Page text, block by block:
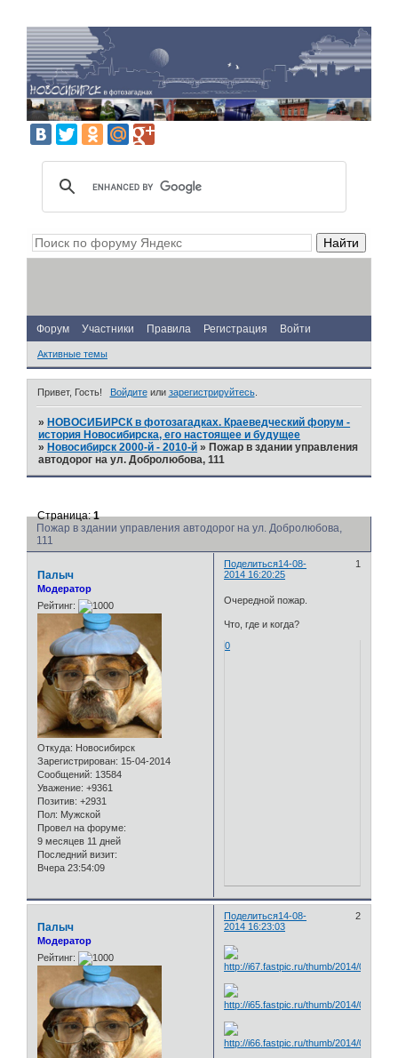
Форум Участники Правила Регистрация Войти
Активные темы
Привет, Гость! Войдитеили зарегистрируйтесь.
» НОВОСИБИРСК в фотозагадках. Краеведческий форум -
история Новосибирска, его настоящее и будущее
» Новосибирск 2000-й - 2010-й » Пожар в здании управления
автодорог на ул. Добролюбова, 111
Пожар в здании управления автодорог на ул. Добролюбова,
111
Страница:1
Поделиться 1
14-08-
2014 16:20:25
Палыч
Модератор
Рейтинг:
Откуда: Новосибирск
Зарегистрирован: 15-04-2014
Сообщений: 13584
Уважение: +9361
Позитив: +2931
Пол: Мужской
Провел на форуме:
9 месяцев 11 дней
Последний визит:
Вчера 23:54:09
Очередной пожар.
Что, где и когда?
0
Поделиться 2
14-08-
2014 16:23:03
Палыч
Модератор
Рейтинг: